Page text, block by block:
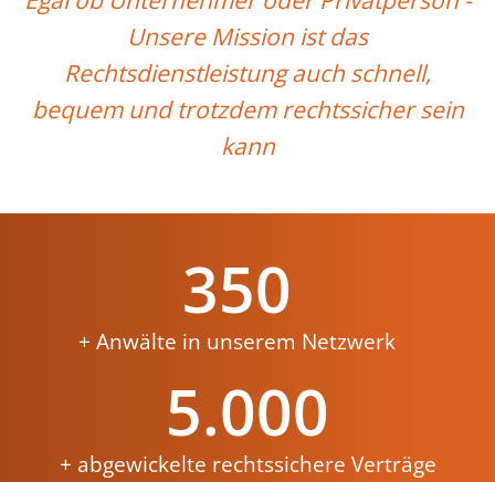
Unsere Mission ist das
Rechtsdienstleistung auch schnell,
bequem und trotzdem rechtssicher sein
kann
+ Anwälte in unserem Netzwerk
350
+ abgewickelte rechtssichere Verträge
5.000